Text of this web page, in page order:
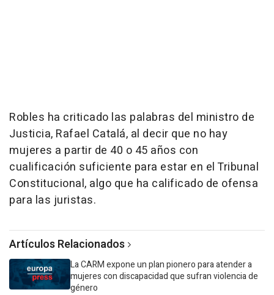
Robles ha criticado las palabras del ministro de
Justicia, Rafael Catalá, al decir que no hay
mujeres a partir de 40 o 45 años con
cualificación suficiente para estar en el Tribunal
Constitucional, algo que ha calificado de ofensa
para las juristas.
Artículos Relacionados
La CARM expone un plan pionero para atender a
mujeres con discapacidad que sufran violencia de
género